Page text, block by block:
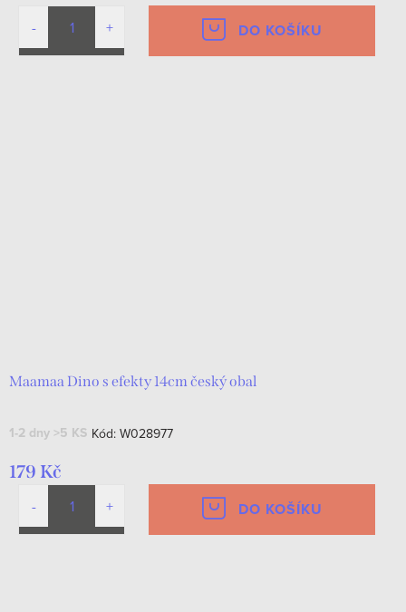
DO KOŠÍKU
Maamaa Dino s efekty 14cm český obal
1-2 dny >5 KS Kód: W028977
179 Kč
DO KOŠÍKU